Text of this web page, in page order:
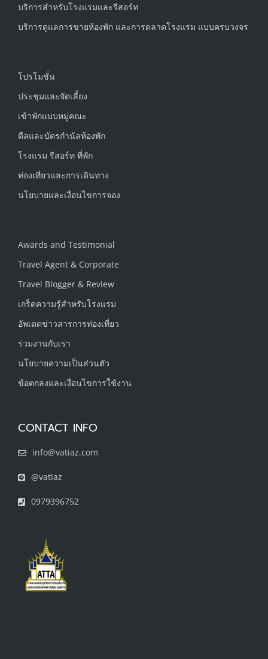
บริการสำหรับโรงแรมและรีสอร์ท
บริการดูแลการขายห้องพัก และการตลาดโรงแรม แบบครบวงจร
โปรโมชั่น
ประชุมและจัดเลี้ยง
เข้าพักแบบหมู่คณะ
ดีลและบัตรกำนัลห้องพัก
โรงแรม รีสอร์ท ที่พัก
ท่องเที่ยวและการเดินทาง
นโยบายและเงื่อนไขการจอง
Awards and Testimonial
Travel Agent & Corporate
Travel Blogger & Review
เกร็ดความรู้สำหรับโรงแรม
อัพเดตข่าวสารการท่องเที่ยว
ร่วมงานกับเรา
นโยบายความเป็นส่วนตัว
ข้อตกลงและเงื่อนไขการใช้งาน
CONTACT INFO
info@vatiaz.com
@vatiaz
0979396752